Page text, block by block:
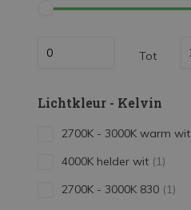
LED TL verlichting
Tot
Lichtkleur - Kelvin
2700K - 3000K warm wit
4000K helder wit (1)
2700K - 3000K 830 (1)